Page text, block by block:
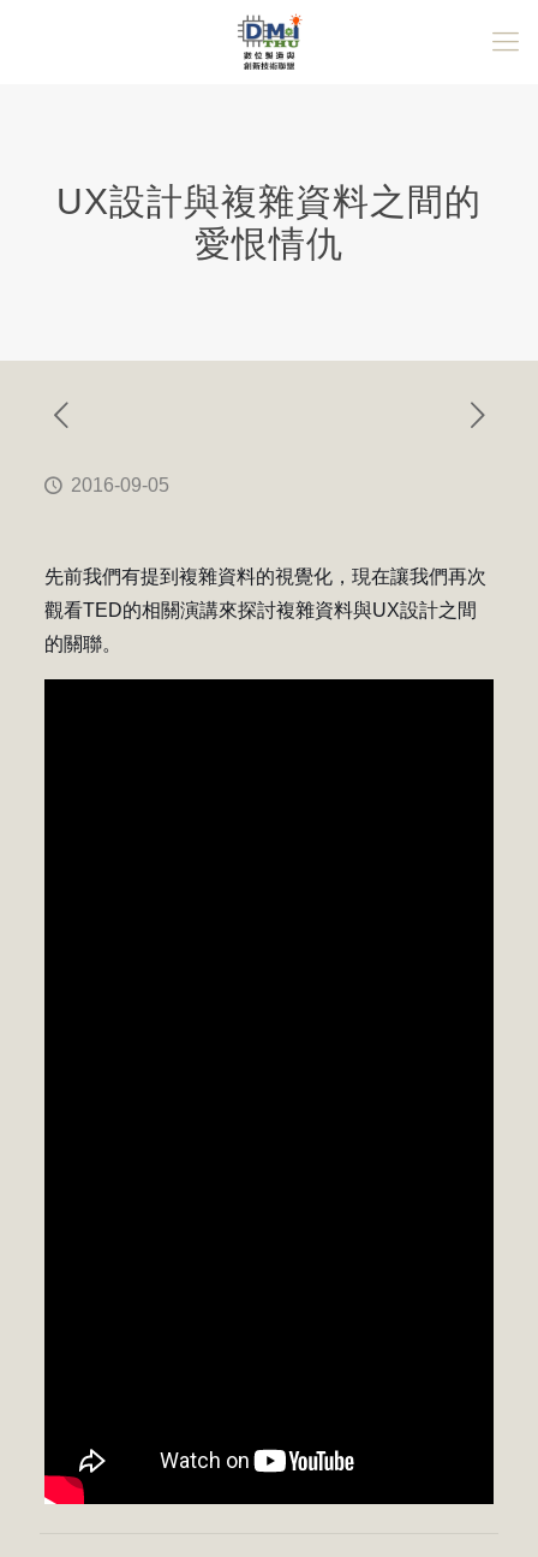
UX設計與複雜資料之間的
愛恨情仇
2016-09-05
先前我們有提到複雜資料的視覺化，現在讓我們再次
觀看TED的相關演講來探討複雜資料與UX設計之間
的關聯。